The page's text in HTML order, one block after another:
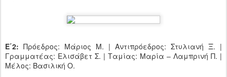
Ε΄2: Πρόεδρος: Μάριος Μ. | Αντιπρόεδρος: Στυλιανή Ξ. |
Γραμματέας: Ελισάβετ Σ. | Ταμίας: Μαρία – Λαμπρινή Π. |
Μέλος: Βασιλική Ο.